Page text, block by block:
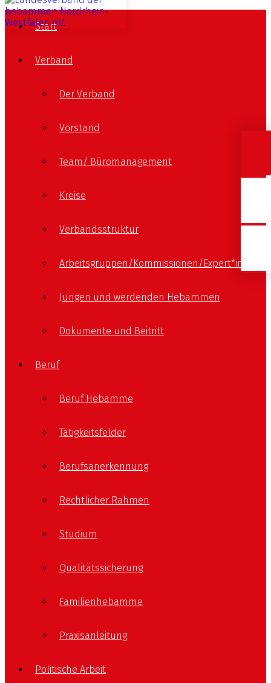
Start
Verband
Der Verband
Vorstand
Team/ Büromanagement
Kreise
Verbandsstruktur
Arbeitsgruppen/Kommissionen/Expert*innen
Jungen und werdenden Hebammen
Dokumente und Beitritt
Beruf
Beruf Hebamme
Tätigkeitsfelder
Berufsanerkennung
Rechtlicher Rahmen
Studium
Qualitätssicherung
Familienhebamme
Praxisanleitung
Politische Arbeit